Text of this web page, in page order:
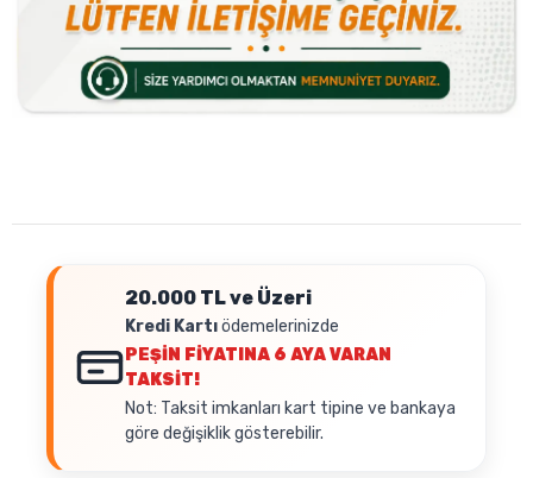
20.000 TL ve Üzeri
Kredi Kartıödemelerinizde
PEŞİN FİYATINA 6 AYA VARAN
TAKSİT!
Not: Taksit imkanları kart tipine ve bankaya
göre değişiklik gösterebilir.